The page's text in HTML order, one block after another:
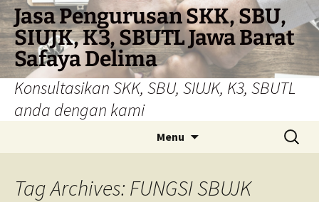
Skip
to
content
Jasa Pengurusan SKK, SBU,
SIUJK, K3, SBUTL Jawa Barat
Safaya Delima
Konsultasikan SKK, SBU, SIUJK, K3, SBUTL
anda dengan kami
Menu
Search
for:
Tag Archives: FUNGSI SBUJK